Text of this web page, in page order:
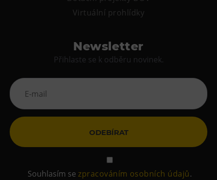
Virtuální prohlídky
Newsletter
Přihlaste se k odběru novinek.
ODEBÍRAT
Souhlasím sezpracováním osobních údajů.